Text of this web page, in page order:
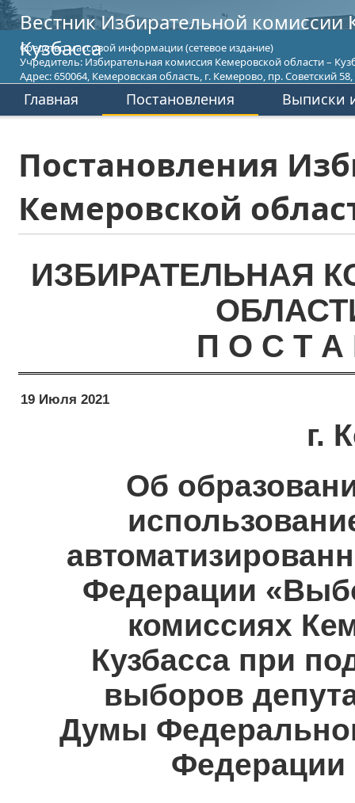
Вестник Избирательной комиссии
Кузбасса
Средство массовой информации (сетевое издание)
Учредитель: Избирательная комиссия Кемеровской области –
Адрес: 650064, Кемеровская область, г. Кемерово, пр. Советский 58,
Главная Постановления Выписки
Постановления
Кемеровской
ИЗБИРАТЕЛЬНАЯ
П О С Т А
19 Июля 2021
г.
Об
Федерации
комиссиях
Кузбасса при
выборов
Думы
Федерации